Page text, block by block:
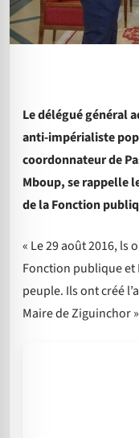
Le délégué général
anti-impérialiste
coordonnateur de
Mboup, se rappelle
de la Fonction
« Le 29 août 2016,
Fonction publique et
peuple. Ils ont créé
Maire de Ziguinchor